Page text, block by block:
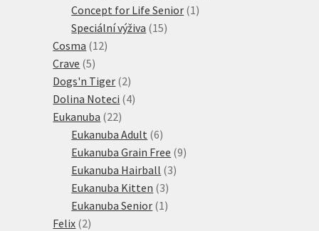
Concept for Life Senior 1 1
Speciální výživa 1515
Cosma 1212
Crave 55
produktů
Dogs'n Tiger 22
produkty
Dolina Noteci 44
Eukanuba 2222
produktů
Eukanuba Adult 66
produktů
Eukanuba Grain Free 99
Eukanuba Hairball 33
Eukanuba Kitten 33
produkty
Eukanuba Senior 1 1
Felix 22